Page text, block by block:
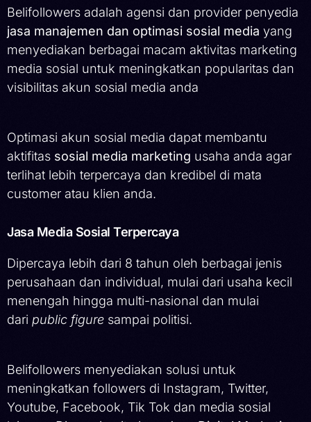
Belifollowers adalah agensi dan provider penyedia
jasa manajemen dan optimasi sosial media yang
menyediakan berbagai macam aktivitas marketing
media sosial untuk meningkatkan popularitas dan
visibilitas akun sosial media anda
Optimasi akun sosial media dapat membantu
aktifitas sosial media marketing usaha anda agar
terlihat lebih terpercaya dan kredibel di mata
customer atau klien anda.
Jasa Media Sosial Terpercaya
Dipercaya lebih dari 8 tahun oleh berbagai jenis
perusahaan dan individual, mulai dari usaha kecil
menengah hingga multi-nasional dan mulai
dari public figure sampai politisi.
Belifollowers menyediakan solusi untuk
meningkatkan followers di Instagram, Twitter,
Youtube, Facebook, Tik Tok dan media sosial